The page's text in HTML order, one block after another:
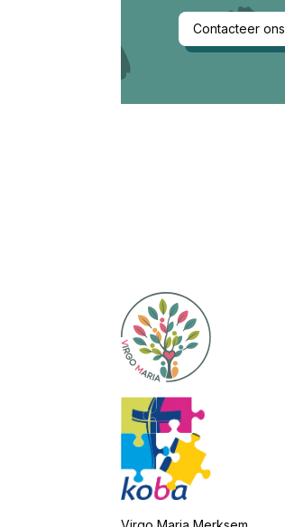
Contacteer ons